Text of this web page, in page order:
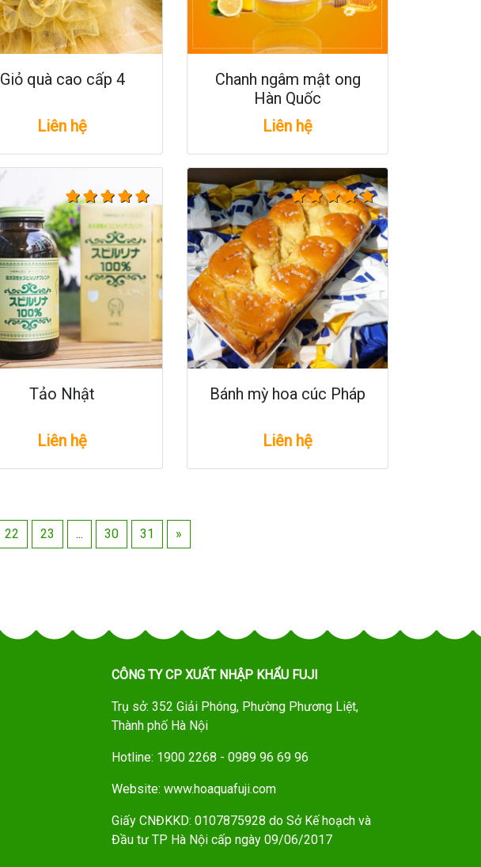
Giỏ quà cao cấp 4
Liên hệ
Chanh ngâm mật ong
Hàn Quốc
Liên hệ
Tảo Nhật
Liên hệ
Bánh mỳ hoa cúc Pháp
Liên hệ
22 23 ... 30 31 »
CÔNG TY CP XUẤT NHẬP KHẨU FUJI
Trụ sở: 352 Giải Phóng, Phường Phương Liệt,
Thành phố Hà Nội
Hotline: 1900 2268 - 0989 96 69 96
Website: www.hoaquafuji.com
Giấy CNĐKKD: 0107875928 do Sở Kế hoạch và
Đầu tư TP Hà Nội cấp ngày 09/06/2017